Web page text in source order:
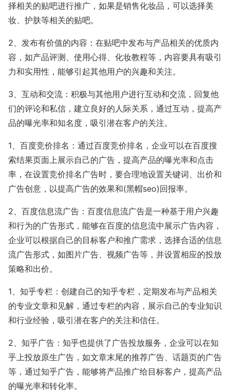
择相关的贴吧进行推广，如果是销售化妆品，可以选择美
妆、护肤等相关的贴吧。
2、发布有价值的内容：在贴吧中发布与产品相关的优质内
容，如产品评测、使用心得、化妆教程等，内容要具有吸引
力和实用性，能够引起其他用户的兴趣和关注。
3、互动和交流：积极与其他用户进行互动和交流，回复他
们的评论和私信，建立良好的人际关系，通过互动，提高产
品的曝光率和知名度，吸引潜在客户的关注。
1、百度竞价排名：通过百度竞价排名，企业可以在百度搜
索结果页面上展示自己的广告，提高产品的曝光率和点击
率，在设置竞价排名广告时，要合理地设置关键词、出价和
广告创意，以提高广告的效果和(黑帽seo)回报率。
2、百度信息流广告：百度信息流广告是一种基于用户兴趣
和行为的广告形式，能够在百度的信息流中展示广告内容，
企业可以根据自己的目标客户和推广需求，选择合适的信息
流广告形式，如图片广告、视频广告等，并设置相应的投放
策略和出价。
1、知乎专栏：创建自己的知乎专栏，定期发布与产品相关
的专业文章和见解，通过专栏的内容，展示自己的专业知识
和行业经验，吸引潜在客户的关注和信任。
2、知乎广告：知乎也提供了广告投放服务，企业可以在知
乎上投放原生广告，如文章末尾的推荐广告、话题页的广告
等，通过知乎广告，能够将产品推广给目标客户，提高产品
的曝光率和转化率。